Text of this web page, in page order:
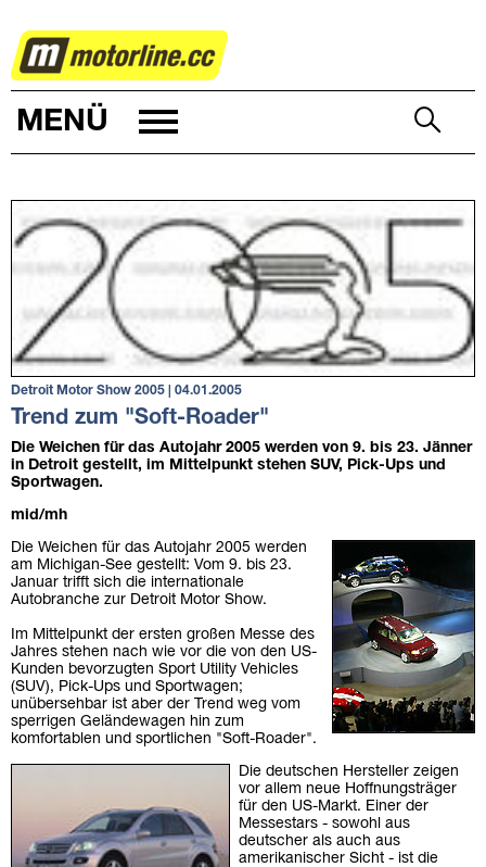
AUTOWELT
MENÜ
Detroit Motor Show 2005 | 04.01.2005
Trend zum "Soft-Roader"
Die Weichen für das Autojahr 2005 werden von 9. bis 23. Jänner
in Detroit gestellt, im Mittelpunkt stehen SUV, Pick-Ups und
Sportwagen.
mid/mh
Die Weichen für das Autojahr 2005 werden
am Michigan-See gestellt: Vom 9. bis 23.
Januar trifft sich die internationale
Autobranche zur Detroit Motor Show.
Im Mittelpunkt der ersten großen Messe des
Jahres stehen nach wie vor die von den US-
Kunden bevorzugten Sport Utility Vehicles
(SUV), Pick-Ups und Sportwagen;
unübersehbar ist aber der Trend weg vom
sperrigen Geländewagen hin zum
komfortablen und sportlichen "Soft-Roader".
Die deutschen Hersteller zeigen
vor allem neue Hoffnungsträger
für den US-Markt. Einer der
Messestars - sowohl aus
deutscher als auch aus
amerikanischer Sicht - ist die